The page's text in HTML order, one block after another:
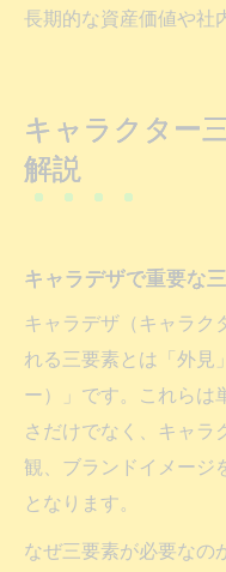
長期的な資産価値や社
キャラクター
解説
キャラデザで重要な
キャラデザ（キャラク
れる三要素とは「外見
ー）」です。これらは
さだけでなく、キャラ
観、ブランドイメージ
となります。
なぜ三要素が必要なの